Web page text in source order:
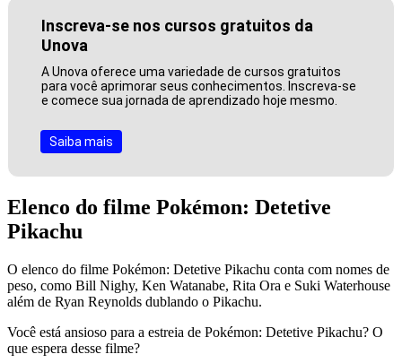
Inscreva-se nos cursos gratuitos da
Unova
A Unova oferece uma variedade de cursos gratuitos
para você aprimorar seus conhecimentos. Inscreva-se
e comece sua jornada de aprendizado hoje mesmo.
Saiba mais
Elenco do filme Pokémon: Detetive
Pikachu
O elenco do filme Pokémon: Detetive Pikachu conta com nomes de
peso, como Bill Nighy, Ken Watanabe, Rita Ora e Suki Waterhouse
além de Ryan Reynolds dublando o Pikachu.
Você está ansioso para a estreia de Pokémon: Detetive Pikachu? O
que espera desse filme?